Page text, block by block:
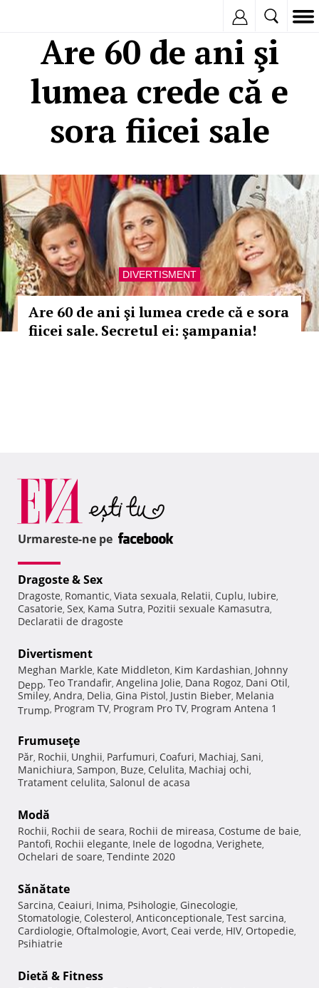
Are 60 de ani şi
lumea crede că e
sora fiicei sale
DIVERTISMENT
Are 60 de ani şi lumea crede că e sora
fiicei sale. Secretul ei: şampania!
Urmareste-ne pe
Dragoste & Sex
Dragoste, Romantic, Viata sexuala, Relatii, Cuplu, Iubire,
Casatorie, Sex, Kama Sutra, Pozitii sexuale Kamasutra,
Declaratii de dragoste
Divertisment
Meghan Markle, Kate Middleton, Kim Kardashian, Johnny
Depp, Teo Trandafir, Angelina Jolie, Dana Rogoz, Dani Otil,
Smiley, Andra, Delia, Gina Pistol, Justin Bieber, Melania
Trump, Program TV, Program Pro TV, Program Antena 1
Frumuseţe
Păr, Rochii, Unghii, Parfumuri, Coafuri, Machiaj, Sani,
Manichiura, Sampon, Buze, Celulita, Machiaj ochi,
Tratament celulita, Salonul de acasa
Modă
Rochii, Rochii de seara, Rochii de mireasa, Costume de baie,
Pantofi, Rochii elegante, Inele de logodna, Verighete,
Ochelari de soare, Tendinte 2020
Sănătate
Sarcina, Ceaiuri, Inima, Psihologie, Ginecologie,
Stomatologie, Colesterol, Anticonceptionale, Test sarcina,
Cardiologie, Oftalmologie, Avort, Ceai verde, HIV, Ortopedie,
Psihiatrie
Dietă & Fitness